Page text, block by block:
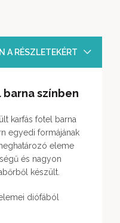
A RÉSZLETEKÉRT
színben
karfás fotel barna
egyedi formájának
eleme
és nagyon
készült.
diófából